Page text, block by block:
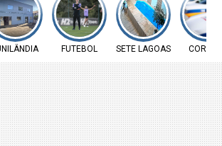
FUTEBOL SETE LAGOAS